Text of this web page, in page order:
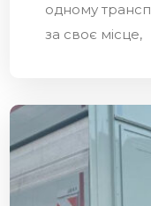
одному
за своє місце,